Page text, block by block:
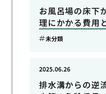
お風呂場の床下
理にかかる費用
未分類
排水溝からの逆
2025.06.26